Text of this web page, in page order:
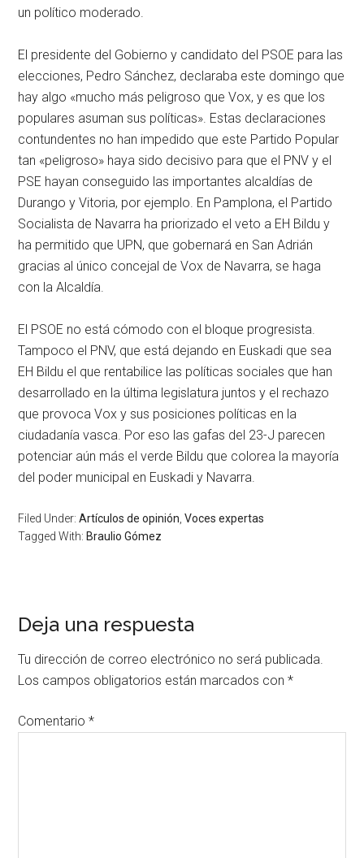
un político moderado.
El presidente del Gobierno y candidato del PSOE para las
elecciones, Pedro Sánchez, declaraba este domingo que
hay algo «mucho más peligroso que Vox, y es que los
populares asuman sus políticas». Estas declaraciones
contundentes no han impedido que este Partido Popular
tan «peligroso» haya sido decisivo para que el PNV y el
PSE hayan conseguido las importantes alcaldías de
Durango y Vitoria, por ejemplo. En Pamplona, el Partido
Socialista de Navarra ha priorizado el veto a EH Bildu y
ha permitido que UPN, que gobernará en San Adrián
gracias al único concejal de Vox de Navarra, se haga
con la Alcaldía.
El PSOE no está cómodo con el bloque progresista.
Tampoco el PNV, que está dejando en Euskadi que sea
EH Bildu el que rentabilice las políticas sociales que han
desarrollado en la última legislatura juntos y el rechazo
que provoca Vox y sus posiciones políticas en la
ciudadanía vasca. Por eso las gafas del 23-J parecen
potenciar aún más el verde Bildu que colorea la mayoría
del poder municipal en Euskadi y Navarra.
Filed Under:Artículos de opinión ,Voces expertas
Tagged With: Braulio Gómez
Deja una respuesta
Tu dirección de correo electrónico no será publicada.
Los campos obligatorios están marcados con*
Comentario*